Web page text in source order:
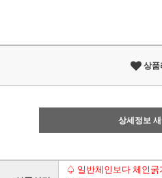
상품
상세정보
♤ 일반체인보다 체인굵